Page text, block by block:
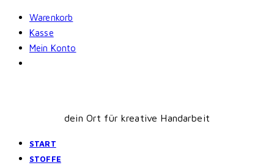
Skip
content
Warenkorb
Kasse
Mein Konto
dein Ort für kreative Handarbeit
START
STOFFE